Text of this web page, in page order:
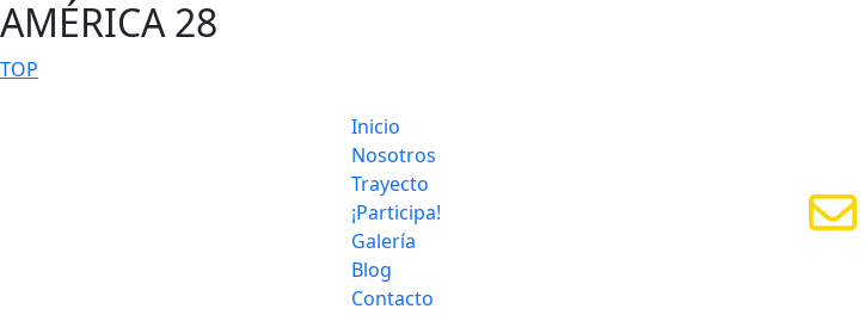
AMÉRICA 28
TOP
Inicio
Nosotros
Trayecto
¡Participa!
Galería
Blog
Contacto